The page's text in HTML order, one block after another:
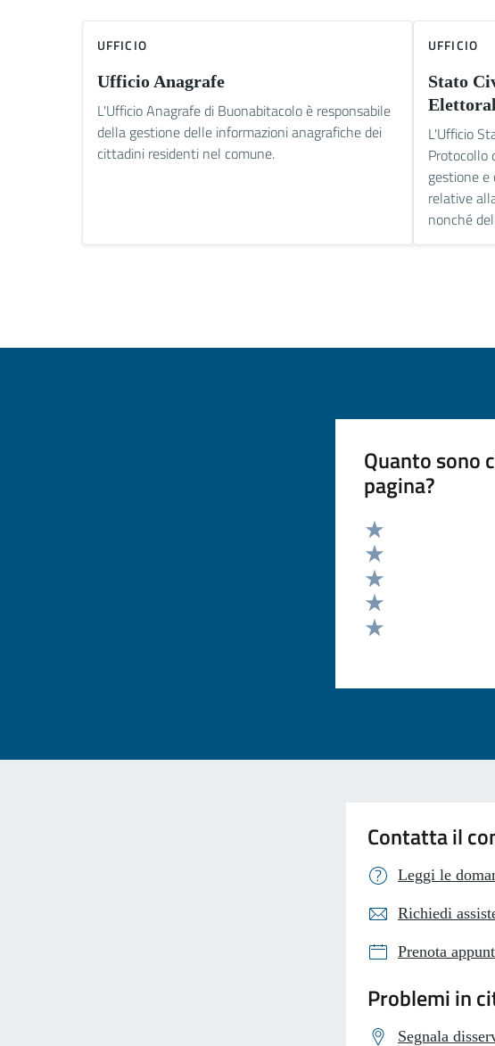
UFFICIO
Ufficio Anagrafe
L'Ufficio Anagrafe di Buonabitacolo è responsabile
della gestione delle informazioni anagrafiche dei
cittadini residenti nel comune.
UFFICIO
Stato
L'Ufficio
Protocollo
gestione
relative
nonché
Quanto sono
pagina?
Valuta 5 stelle su 5
Valuta 4 stelle su 5
Valuta 3 stelle su 5
Valuta 2 stelle su 5
Contatta il
Leggi le
Richiedi
Prenota
Problemi in
Segnala